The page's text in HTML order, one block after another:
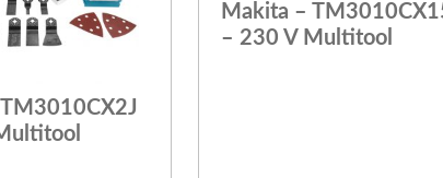
Makita –
– 230 V Multitool